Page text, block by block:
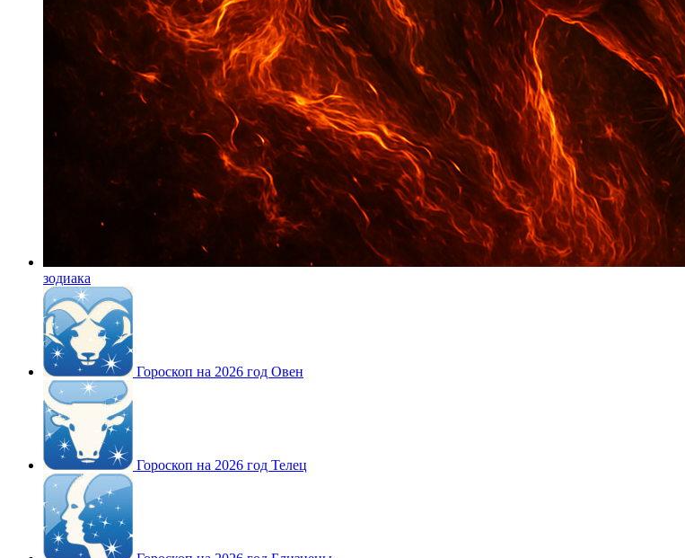
зодиака
Гороскоп на 2026 год Овен
Гороскоп на 2026 год Телец